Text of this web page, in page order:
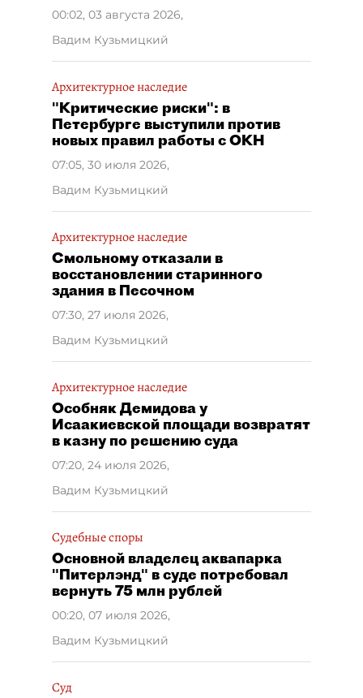
00:02, 03 августа 2026,
Вадим Кузьмицкий
Архитектурное наследие
"Критические риски": в
Петербурге выступили против
новых правил работы с ОКН
07:05, 30 июля 2026,
Вадим Кузьмицкий
Архитектурное наследие
Смольному отказали в
восстановлении старинного
здания в Песочном
07:30, 27 июля 2026,
Вадим Кузьмицкий
Архитектурное наследие
Особняк Демидова у
Исаакиевской площади возвратят
в казну по решению суда
07:20, 24 июля 2026,
Вадим Кузьмицкий
Судебные споры
Основной владелец аквапарка
"Питерлэнд" в суде потребовал
вернуть 75 млн рублей
00:20, 07 июля 2026,
Вадим Кузьмицкий
Суд